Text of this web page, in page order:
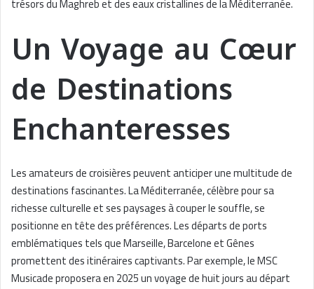
Un Voyage au Cœur
de Destinations
Enchanteresses
Les amateurs de croisières peuvent anticiper une multitude de
destinations fascinantes. La Méditerranée, célèbre pour sa
richesse culturelle et ses paysages à couper le souffle, se
positionne en tête des préférences. Les départs de ports
emblématiques tels que Marseille, Barcelone et Gênes
promettent des itinéraires captivants. Par exemple, le MSC
Musicade proposera en 2025 un voyage de huit jours au départ